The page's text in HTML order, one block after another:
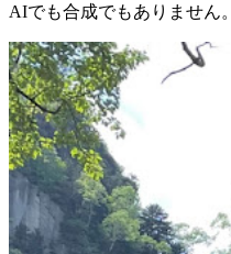
AIでも合成でもありません。